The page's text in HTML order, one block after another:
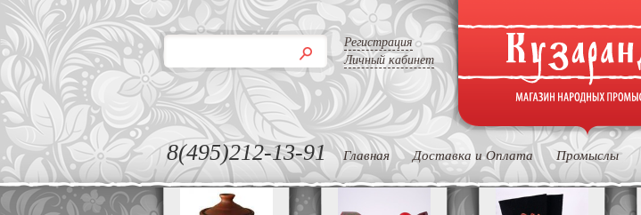
Регистрация
Личный кабинет
8(495)212-13-91 Главная Доставка и Оплата Промыслы